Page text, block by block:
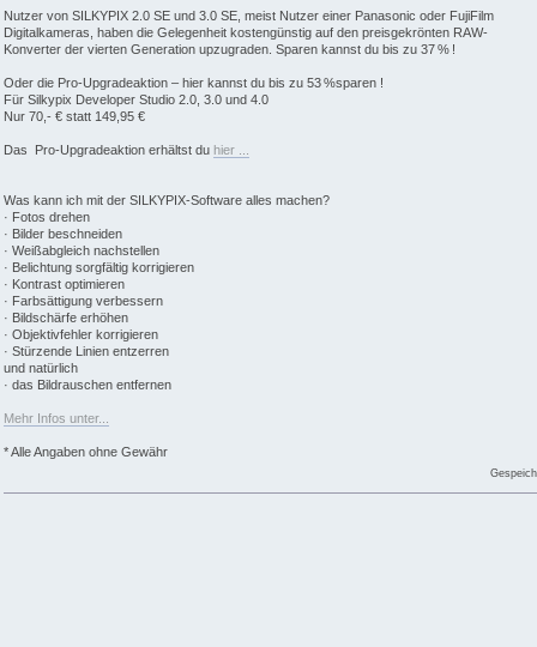
Nutzer von SILKYPIX 2.0 SE und 3.0 SE, meist Nutzer einer Panasonic oder FujiFilm
Digitalkameras, haben die Gelegenheit kostengünstig auf den preisgekrönten RAW-
Konverter der vierten Generation upzugraden. Sparen kannst du bis zu 37 % !
Oder die Pro-Upgradeaktion – hier kannst du bis zu 53 %sparen !
Für Silkypix Developer Studio 2.0, 3.0 und 4.0
Nur 70,- € statt 149,95 €
Das Pro-Upgradeaktion erhältst du hier ...
Was kann ich mit der SILKYPIX-Software alles machen?
· Fotos drehen
· Bilder beschneiden
· Weißabgleich nachstellen
· Belichtung sorgfältig korrigieren
· Kontrast optimieren
· Farbsättigung verbessern
· Bildschärfe erhöhen
· Objektivfehler korrigieren
· Stürzende Linien entzerren
und natürlich
· das Bildrauschen entfernen
Mehr Infos unter...
* Alle Angaben ohne Gewähr